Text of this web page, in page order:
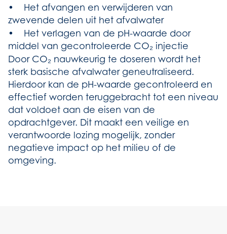
• Het afvangen en verwijderen van
zwevende delen uit het afvalwater
• Het verlagen van de pH-waarde door
middel van gecontroleerde CO₂ injectie
Door CO₂ nauwkeurig te doseren wordt het
sterk basische afvalwater geneutraliseerd.
Hierdoor kan de pH-waarde gecontroleerd en
effectief worden teruggebracht tot een niveau
dat voldoet aan de eisen van de
opdrachtgever. Dit maakt een veilige en
verantwoorde lozing mogelijk, zonder
negatieve impact op het milieu of de
omgeving.